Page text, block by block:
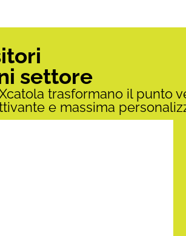
settore
trasformano il punto
e massima